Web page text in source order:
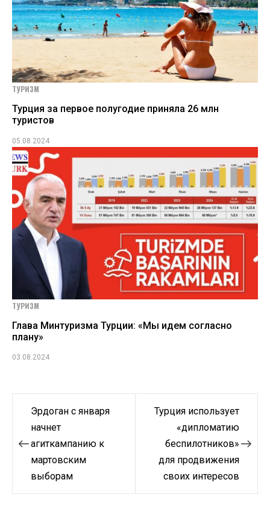
ТУРИЗМ
Турция за первое полугодие приняла 26 млн
туристов
05.08.2024
ТУРИЗМ
Глава Минтуризма Турции: «Мы идем согласно
плану»
03.08.2024
Навигация
записям
Эрдоган с января
начнет
агиткампанию к
мартовским
выборам
Турция использует
«дипломатию
беспилотников»
для продвижения
своих интересов